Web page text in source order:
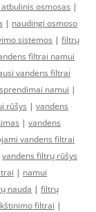
osmosas |
| naudingi osmoso
sistemos | filtrų
filtrai namui
vandens filtrai
namui |
rūšys | vandens
| vandens
vandens filtrai
vandens filtrų rūšys
| namui
nauda | filtrų
filtrai |